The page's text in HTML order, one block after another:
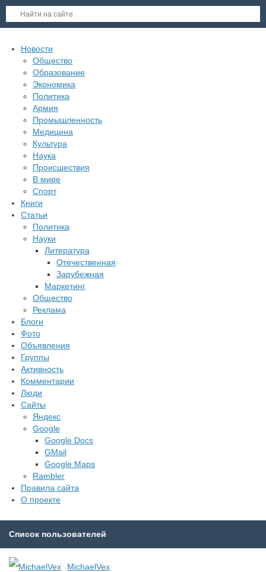
Новости
Общество
Образование
Экономика
Политика
Армия
Промышленность
Медицина
Культура
Наука
Происшествия
В мире
Спорт
Книги
Статьи
Политика
Науки
Литература
Отечественная
Зарубежная
Маркетинг
Общество
Реклама
Блоги
Фото
Объявления
Группы
Активность
Комментарии
Люди
Сайты
Яндекс
Google
Google Docs
GMail
Google Maps
Rambler
Правила сайта
О проекте
Список пользователей
MichaelVex